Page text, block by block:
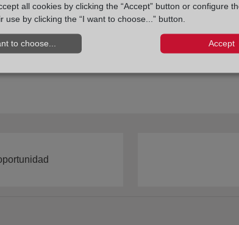
all cookies by clicking the “Accept” button or configure
use by clicking the “I want to choose...” button.
to choose... Accept